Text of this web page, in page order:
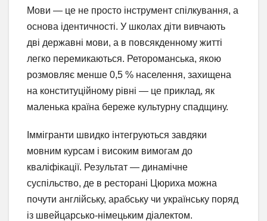
Мови — це не просто інструмент спілкування, а
основа ідентичності. У школах діти вивчають
дві державні мови, а в повсякденному житті
легко перемикаються. Ретороманська, якою
розмовляє менше 0,5 % населення, захищена
на конституційному рівні — це приклад, як
маленька країна береже культурну спадщину.
Іммігранти швидко інтегруються завдяки
мовним курсам і високим вимогам до
кваліфікації. Результат — динамічне
суспільство, де в ресторані Цюриха можна
почути англійську, арабську чи українську поряд
із швейцарсько-німецьким діалектом.